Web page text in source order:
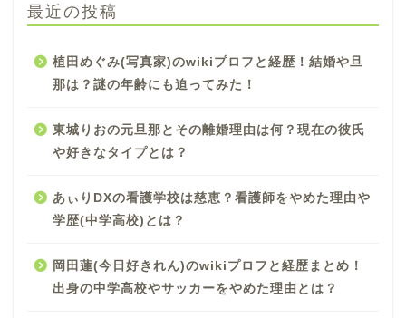
最近の投稿
植田めぐみ(写真家)のwikiプロフと経歴！結婚や旦
那は？謎の年齢にも迫ってみた！
東城りおの元旦那とその離婚理由は何？現在の彼氏
や好きなタイプとは？
あぃりDXの看護学校は慈恵？看護師をやめた理由や
学歴(中学高校)とは？
岡田蓮(今日好きれん)のwikiプロフと経歴まとめ！
出身の中学高校やサッカーをやめた理由とは？